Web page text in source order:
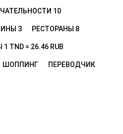
10
3 РЕСТОРАНЫ 8
1 TND = 26.46 RUB
ШОППИНГ ПЕРЕВОДЧИК